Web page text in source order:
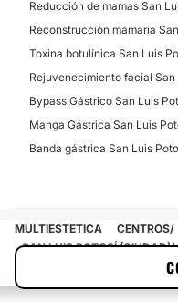
Reducción de mamas San
Reconstrucción mamaria
Toxina botulínica San Luis
Rejuvenecimiento facial San
Bypass Gástrico San Luis
Manga Gástrica San Luis
Banda gástrica San Luis
MULTIESTETICA CENTROS
SAN LUIS POTOSÍ (CIUDAD)
DR. ALEJANDRO MEDINA